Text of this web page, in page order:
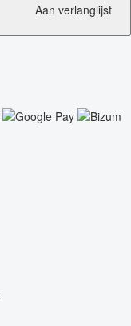
Aan verlanglijst